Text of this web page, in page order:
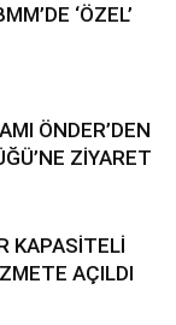
‘ÖZEL’
ÖNDER’DEN
ZİYARET
KAPASİTELİ
AÇILDI